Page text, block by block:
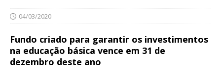
04/03/2020
Fundo criado para garantir os investimentos
na educação básica vence em 31 de
dezembro deste ano